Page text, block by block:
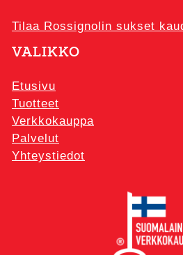
Tilaa Rossignolin sukset
VALIKKO
Etusivu
Tuotteet
Verkkokauppa
Palvelut
Yhteystiedot